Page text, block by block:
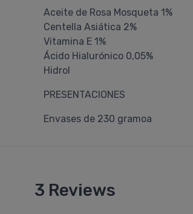
Aceite de Rosa Mosqueta 1%
Centella Asiática 2%
Vitamina E 1%
Ácido Hialurónico 0,05%
Hidrol
PRESENTACIONES
Envases de 230 gramoa
3 Reviews